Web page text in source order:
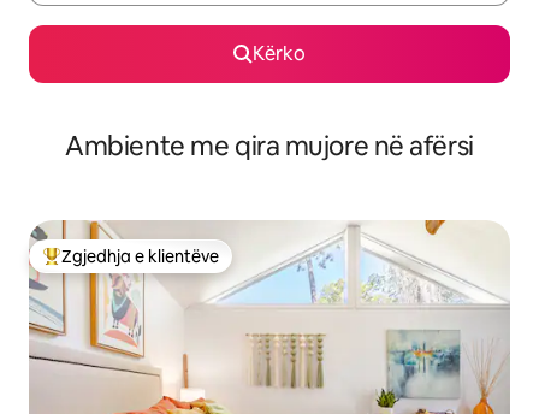
Kërko
Ambiente me qira mujore në afërsi
Më të mirat e zgjedhjeve të klientëve
Zgjedhja e klientëve